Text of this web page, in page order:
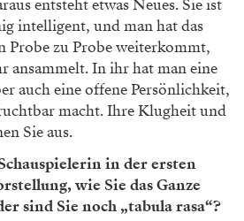
entsteht etwas Neues. Sie ist
intelligent, und man hat das
Probe zu Probe weiterkommt,
ansammelt. In ihr hat man eine
auch eine offene Persönlichkeit,
macht. Ihre Klugheit und
Sie aus.
in der ersten
wie Sie das Ganze
sind Sie noch „tabula rasa“?